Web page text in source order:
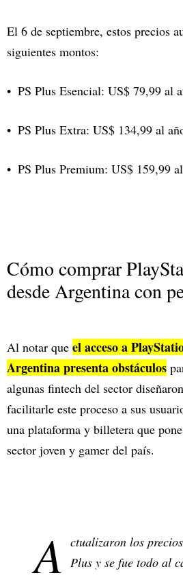
El 6 de septiembre, estos precios
siguientes montos:
PS Plus Esencial: US$ 79,99 al
PS Plus Extra: US$ 134,99 al
PS Plus Premium: US$ 159,99
Cómo comprar
desde Argentina con
Al notar que el acceso a
Argentina presenta obstáculos
algunas fintech del sector
facilitarle este proceso a sus
una plataforma y billetera que
sector joven y gamer del país.
A ctualizaron los
Plus y se fue todo al